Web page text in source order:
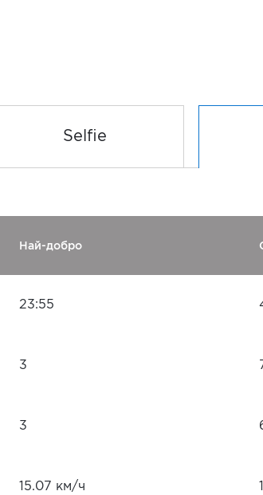
Selfie
Най-добро
23:55
3
3
15.07 км/ч